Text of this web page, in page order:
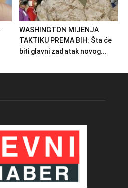
WASHINGTON MIJENJA
TAKTIKU PREMA BIH: Šta će
biti glavni zadatak novog...